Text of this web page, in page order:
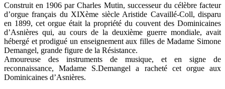
Construit en 1906 par Charles Mutin, successeur du célèbre facteur
d’orgue français du XIXème siècle Aristide Cavaillé-Coll, disparu
en 1899, cet orgue était la propriété du couvent des Dominicaines
d’Asnières qui, au cours de la deuxième guerre mondiale, avait
hébergé et prodigué un enseignement aux filles de Madame Simone
Demangel, grande figure de la Résistance.
Amoureuse des instruments de musique, et en signe de
reconnaissance, Madame S.Demangel a racheté cet orgue aux
Dominicaines d’Asnières.